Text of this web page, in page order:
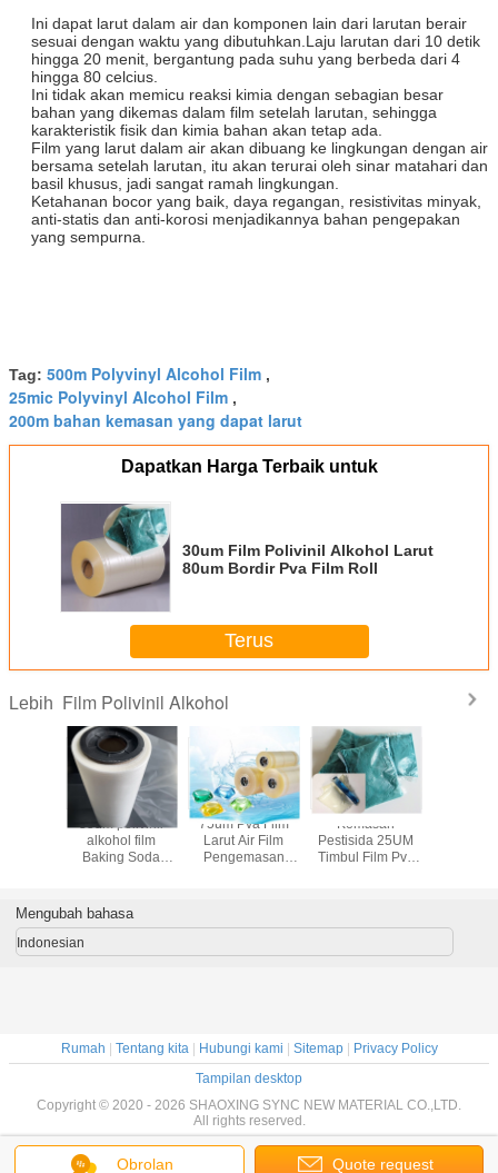
Ini dapat larut dalam air dan komponen lain dari larutan berair
sesuai dengan waktu yang dibutuhkan.Laju larutan dari 10 detik
hingga 20 menit, bergantung pada suhu yang berbeda dari 4
hingga 80 celcius.
Ini tidak akan memicu reaksi kimia dengan sebagian besar
bahan yang dikemas dalam film setelah larutan, sehingga
karakteristik fisik dan kimia bahan akan tetap ada.
Film yang larut dalam air akan dibuang ke lingkungan dengan air
bersama setelah larutan, itu akan terurai oleh sinar matahari dan
basil khusus, jadi sangat ramah lingkungan.
Ketahanan bocor yang baik, daya regangan, resistivitas minyak,
anti-statis dan anti-korosi menjadikannya bahan pengepakan
yang sempurna.
Tag: 500m Polyvinyl Alcohol Film ,
25mic Polyvinyl Alcohol Film ,
200m bahan kemasan yang dapat larut
Dapatkan Harga Terbaik untuk
30um Film Polivinil Alkohol Larut
80um Bordir Pva Film Roll
Terus
Lebih Film Polivinil Alkohol
35um polivinil
alkohol film
Baking Soda
75um Pva Film
Larut Air Film
Pengemasan
Kemasan
Pestisida 25UM
Timbul Film Pva
Obrolan Quote request
Mengubah bahasa
Indonesian
Rumah Tentang kita| Hubungi kami Sitemap|
Privacy Policy
Tampilan desktop
Copyright © 2020 - 2026 SHAOXING SYNC NEW MATERIAL CO.,LTD.
All rights reserved.